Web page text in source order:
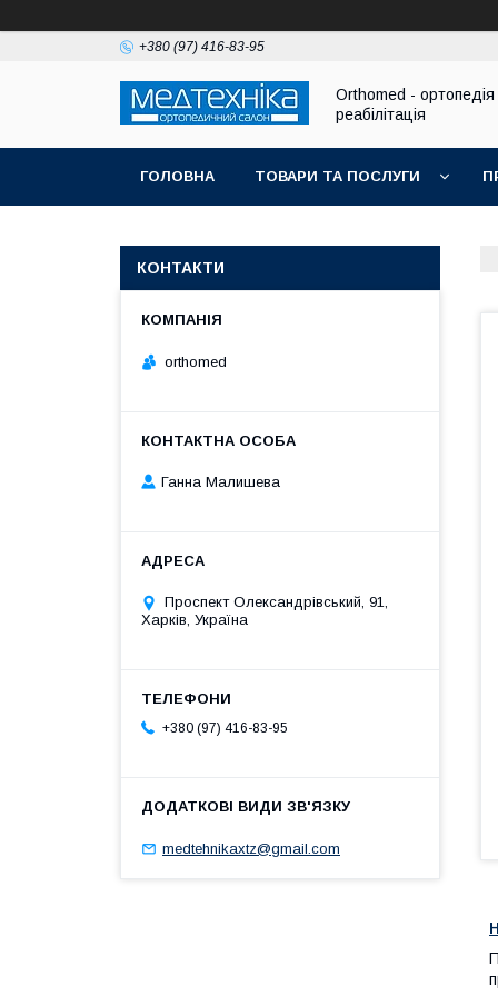
+380 (97) 416-83-95
Orthomed - ортопедія |
реабілітація
ГОЛОВНА ТОВАРИ ТА ПОСЛУГИ
КОНТАКТИ
orthomed
Ганна Малишева
Проспект Олександрівський, 91,
Харків, Україна
+380 (97) 416-83-95
medtehnikaxtz@gmail.com